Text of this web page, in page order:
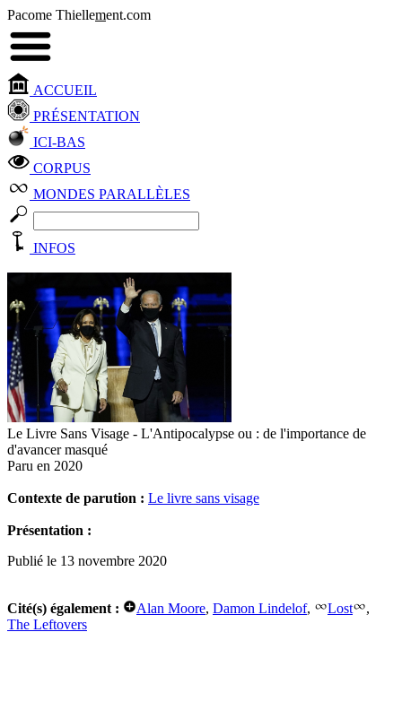
Pacome Thiellement.com
ACCUEIL
PRÉSENTATION
ICI-BAS
CORPUS
MONDES PARALLÈLES
INFOS
Le Livre Sans Visage - L'Antipocalypse ou : de l'importance de
d'avancer masqué
Paru en 2020
Contexte de parution : Le livre sans visage
Présentation :
Publié le 13 novembre 2020
Cité(s) également : Alan Moore, Damon Lindelof, Lost
,
The Leftovers